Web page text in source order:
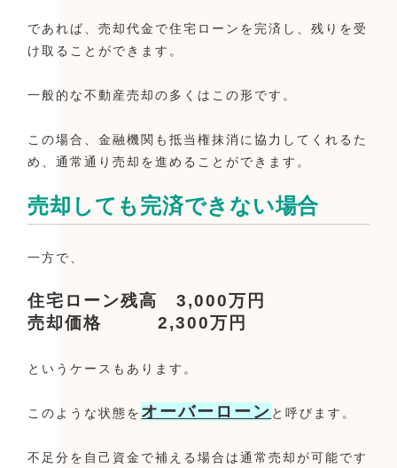
であれば、売却代金で住宅ローンを完済し、残りを受
け取ることができます。
一般的な不動産売却の多くはこの形です。
この場合、金融機関も抵当権抹消に協力してくれるた
め、通常通り売却を進めることができます。
売却しても完済できない場合
一方で、
住宅ローン残高 3,000万円
売却価格 2,300万円
というケースもあります。
このような状態を オーバーローン と呼びます。
不足分を自己資金で補える場合は通常売却が可能です